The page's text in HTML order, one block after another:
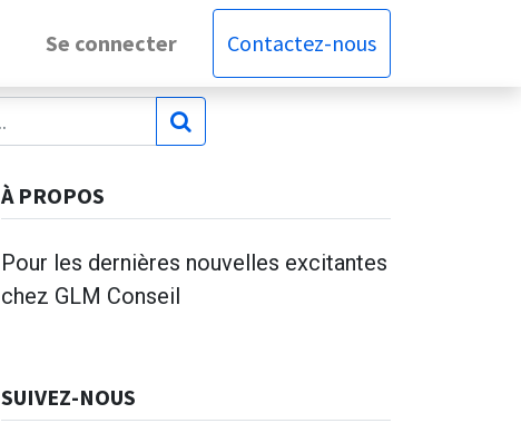
Se connecter Contactez-nous
À PROPOS
Pour les dernières nouvelles excitantes
chez GLM Conseil
SUIVEZ-NOUS